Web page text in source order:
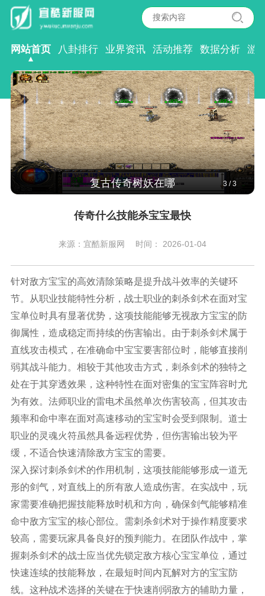
网站首页 八卦排行 业界资讯 活动推荐 数据分析 游
传奇树妖是魔法攻击吗 1 /3
传奇什么技能杀宝宝最快
来源：宜酷新服网 时间： 2026-01-04
针对敌方宝宝的高效清除策略是提升战斗效率的关键环
节。从职业技能特性分析，战士职业的刺杀剑术在面对宝
宝单位时具有显著优势，这项技能能够无视敌方宝宝的防
御属性，造成稳定而持续的伤害输出。由于刺杀剑术属于
直线攻击模式，在准确命中宝宝要害部位时，能够直接削
弱其战斗能力。相较于其他攻击方式，刺杀剑术的独特之
处在于其穿透效果，这种特性在面对密集的宝宝阵容时尤
为有效。法师职业的雷电术虽然单次伤害较高，但其攻击
频率和命中率在面对高速移动的宝宝时会受到限制。道士
职业的灵魂火符虽然具备远程优势，但伤害输出较为平
缓，不适合快速清除敌方宝宝的需要。
深入探讨刺杀剑术的作用机制，这项技能能够形成一道无
形的剑气，对直线上的所有敌人造成伤害。在实战中，玩
家需要准确把握技能释放时机和方向，确保剑气能够精准
命中敌方宝宝的核心部位。需刺杀剑术对于操作精度要求
较高，需要玩家具备良好的预判能力。在团队作战中，掌
握刺杀剑术的战士应当优先锁定敌方核心宝宝单位，通过
快速连续的技能释放，在最短时间内瓦解对方的宝宝防
线。这种战术选择的关键在于快速削弱敌方的辅助力量，